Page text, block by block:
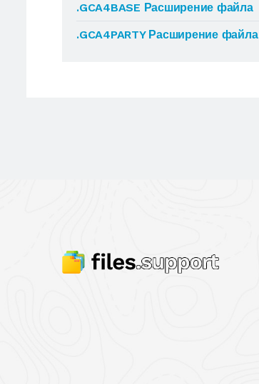
.GCA4BASE Расширение файла
.GCA4PARTY Расширение файла